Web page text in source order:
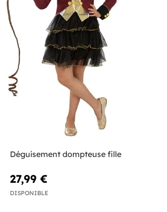
Déguisement dompteuse fille
27,99 €
DISPONIBLE